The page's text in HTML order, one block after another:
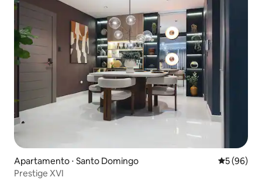
Apartamento ⋅ Santo Domingo 5 de uma
5 (96)
Prestige XVI